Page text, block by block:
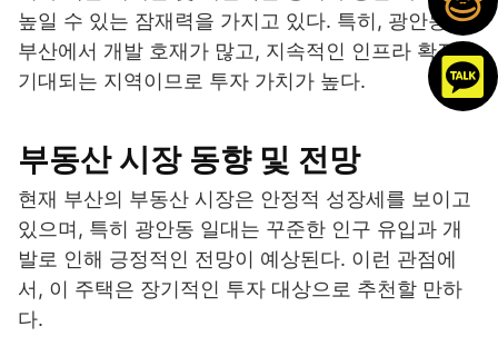
높일 수 있는 잠재력을 가지고 있다. 특히, 광안동은
부산에서 개발 호재가 많고, 지속적인 인프라 확장이
기대되는 지역이므로 투자 가치가 높다.
부동산 시장 동향 및 전망
현재 부산의 부동산 시장은 안정적 성장세를 보이고
있으며, 특히 광안동 일대는 꾸준한 인구 유입과 개
발로 인해 긍정적인 전망이 예상된다. 이런 관점에
서, 이 주택은 장기적인 투자 대상으로 추천할 만하
다.